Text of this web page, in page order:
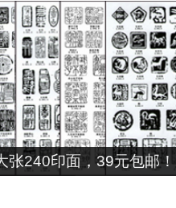
张240印面，39元包邮！